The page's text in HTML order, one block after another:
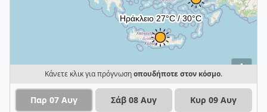
i
Κάνετε κλικ για πρόγνωσηοπουδήποτε στον κόσμο.
Παρ 07 Αυγ Σάβ 08 Αυγ Κυρ 09 Αυγ